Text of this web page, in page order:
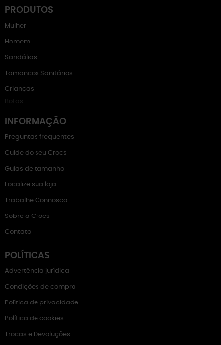
PRODUTOS
Mulher
Homem
Sandálias
Tamancos Sanitários
Crianças
Botas
INFORMAÇÃO
Preguntas frequentes
Cuide do seu Crocs
Guias de tamanho
Localize sua loja
Trabalhe Connosco
Sobre a Crocs
Contato
POLÍTICAS
Advertência jurídica
Condições de compra
Política de privacidade
Política de cookies
Trocas e Devoluções